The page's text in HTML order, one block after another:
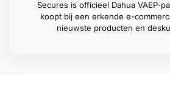
Secures is officieel Dahua VAEP-
koopt bij een erkende e-
nieuwste producten en